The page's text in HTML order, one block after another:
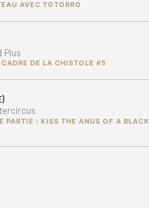
AVEC TOTORRO
Plus
DE LA CHISTOLE #5
PARTIE : KISS THE ANUS OF A BLACK